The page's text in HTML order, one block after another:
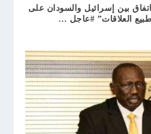
بين إسرائيل والسودان على
العلاقات” #عاجل …